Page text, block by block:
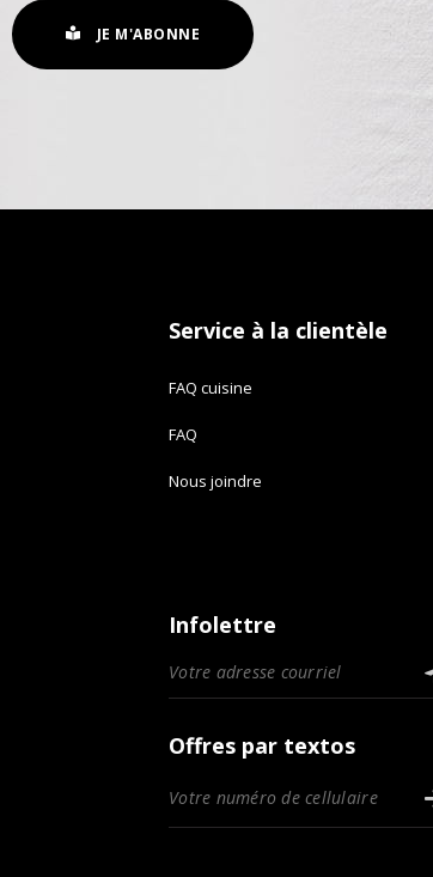
JE M'ABONNE
Service à la clientèle
FAQ cuisine
FAQ
Nous joindre
Infolettre
Offres par textos